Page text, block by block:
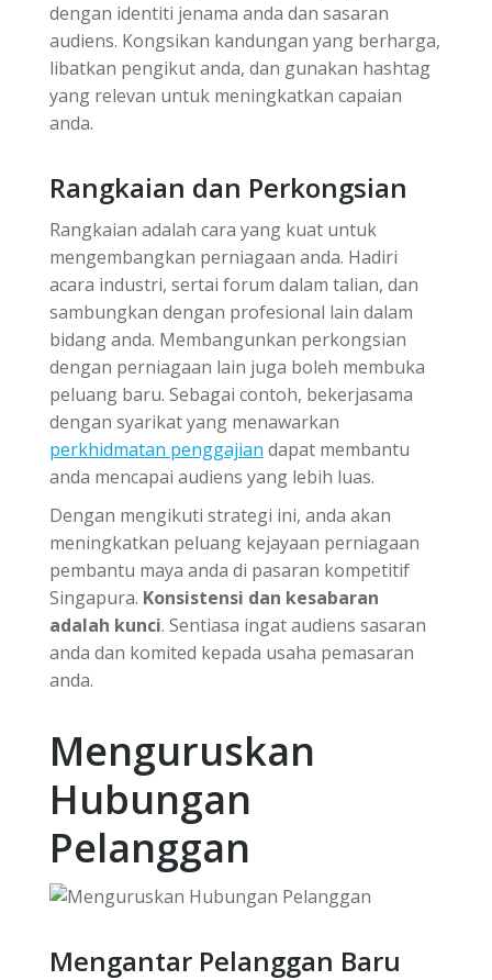
dengan identiti jenama anda dan sasaran
audiens. Kongsikan kandungan yang berharga,
libatkan pengikut anda, dan gunakan hashtag
yang relevan untuk meningkatkan capaian
anda.
Rangkaian dan Perkongsian
Rangkaian adalah cara yang kuat untuk
mengembangkan perniagaan anda. Hadiri
acara industri, sertai forum dalam talian, dan
sambungkan dengan profesional lain dalam
bidang anda. Membangunkan perkongsian
dengan perniagaan lain juga boleh membuka
peluang baru. Sebagai contoh, bekerjasama
dengan syarikat yang menawarkan
perkhidmatan penggajian dapat membantu
anda mencapai audiens yang lebih luas.
Dengan mengikuti strategi ini, anda akan
meningkatkan peluang kejayaan perniagaan
pembantu maya anda di pasaran kompetitif
Singapura. Konsistensi dan kesabaran
adalah kunci. Sentiasa ingat audiens sasaran
anda dan komited kepada usaha pemasaran
anda.
Menguruskan
Hubungan
Pelanggan
Mengantar Pelanggan Baru